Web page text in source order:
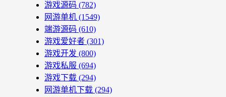
游戏源码 (782)
网游单机 (1549)
端游源码 (610)
游戏爱好者 (301)
游戏开发 (800)
游戏私服 (694)
游戏下载 (294)
网游单机下载 (294)